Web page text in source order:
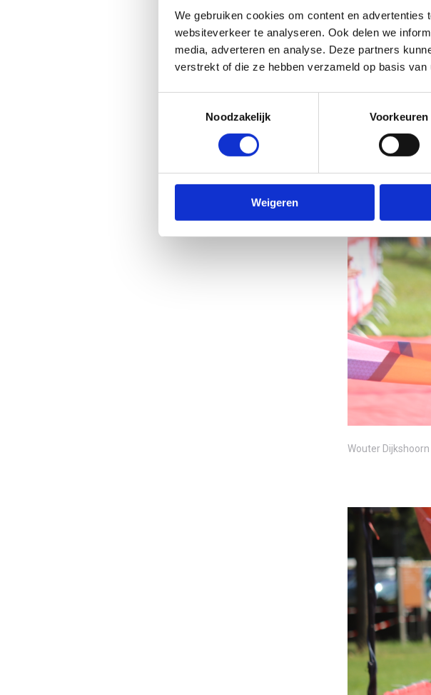
We gebruiken cookies om content en
websiteverkeer te analyseren. Ook delen we
media, adverteren en analyse. Deze partners
verstrekt of die ze hebben verzameld op basis
Noodzakelijk
Voorkeuren
Weigeren
ALLE
Wouter Dijkshoorn